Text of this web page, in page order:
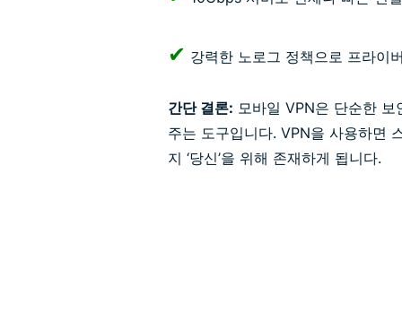
✔ 강력한 노로그 정책으로 프라이
간단 결론: 모바일 VPN은 단순한
주는 도구입니다. VPN을 사용하면
지 ‘당신’을 위해 존재하게 됩니다.